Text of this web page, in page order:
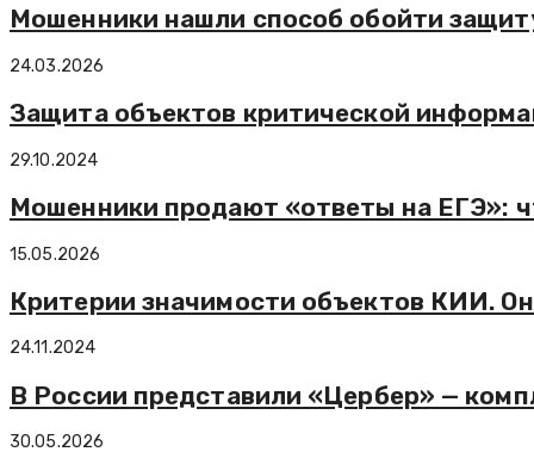
Мошенники нашли способ обойти
24.03.2026
Защита объектов критической
29.10.2024
Мошенники продают «ответы на ЕГЭ»:
15.05.2026
Критерии значимости объектов КИИ.
24.11.2024
В России представили «Цербер» —
30.05.2026